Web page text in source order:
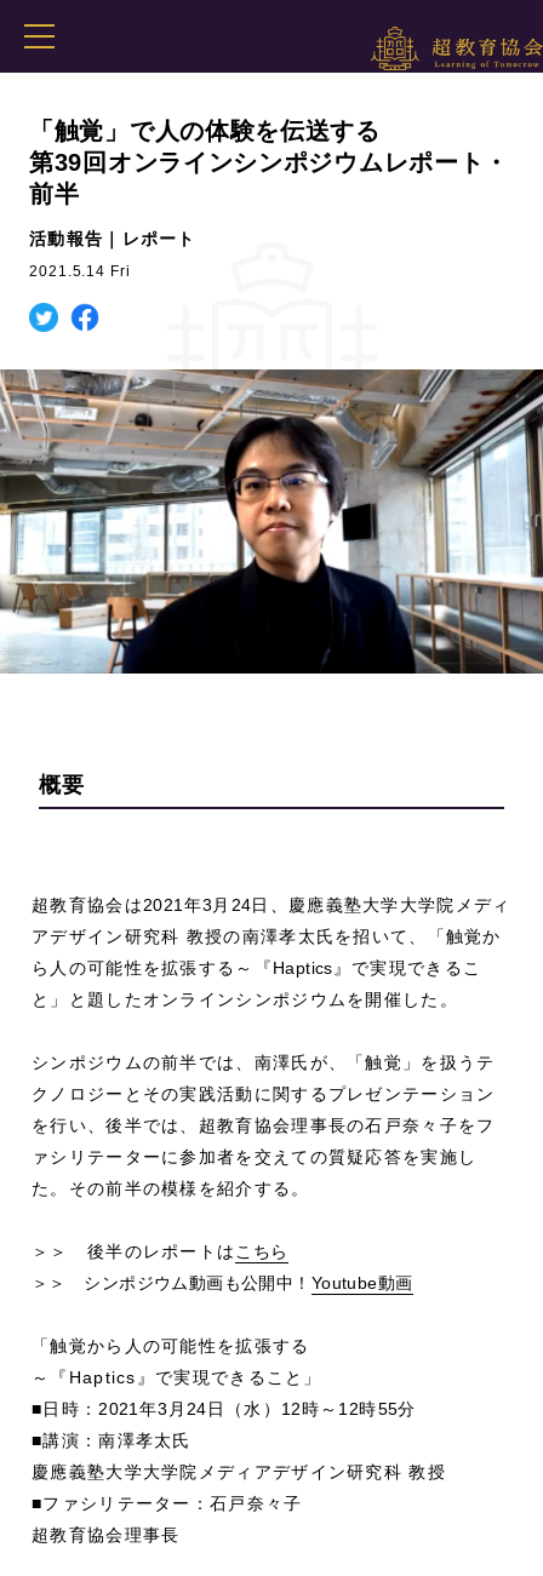
「触覚」で人の体験を伝送する
第39回オンラインシンポジウムレポート・
前半
活動報告｜レポート
2021.5.14 Fri
概要
超教育協会は2021年3月 24日、慶應義塾大学大学院メディ
アデザイン研究科 教授の南澤孝太氏を招いて、「触覚か
ら人の可能性を拡張する～『Haptics』で実現できるこ
と」と題したオンラインシンポジウムを開催した。
シンポジウムの前半では、南澤氏が、「触覚」を扱うテ
クノロジーとその実践活動に関するプレゼンテーション
を行い、後半では、超教育協会理事長の石戸奈々子をフ
ァシリテーターに参加者を交えての質疑応答を実施し
た。その前半の模様を紹介する。
＞＞ 後半のレポートはこちら
＞＞ シンポジウム動画も公開中！ Youtube動画
「触覚から人の可能性を拡張する
～『Haptics』で実現できること」
■日時：2021年3 月 24日（水） 12時～ 12時55分
■講演：南澤孝太氏
慶應義塾大学大学院メディアデザイン研究科 教授
■ファシリテーター：石戸奈々子
超教育協会理事長